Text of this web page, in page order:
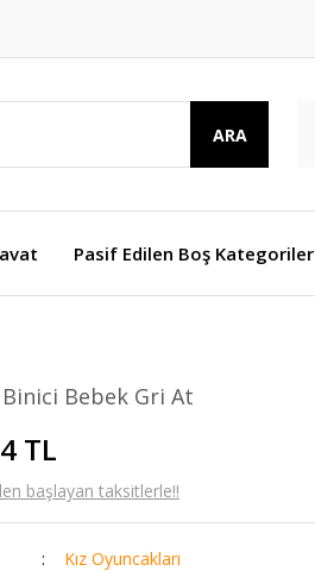
ARA
Pasif Edilen Boş Kategoriler
Bebek Gri At
TL
başlayan taksitlerle!!
Kız Oyuncakları